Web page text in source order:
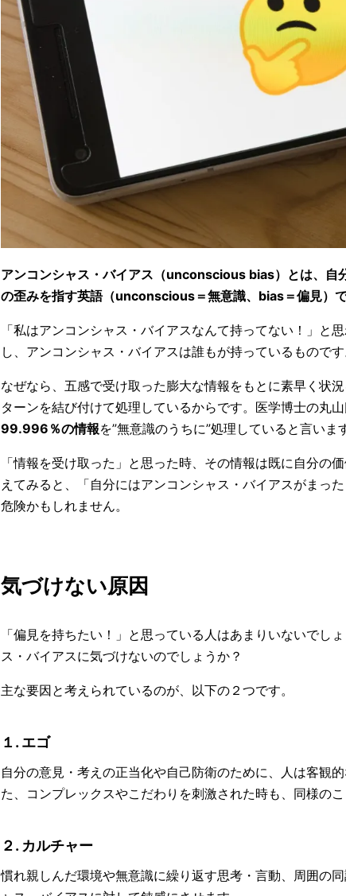
アンコンシャス・バイアス（unconscious bias）とは、自
の歪みを指す英語（unconscious＝無意識、bias＝偏見）で
「私はアンコンシャス・バイアスなんて持ってない！」と
し、アンコンシャス・バイアスは誰もが持っているものです
なぜなら、五感で受け取った膨大な情報をもとに素早く状
ターンを結び付けて処理しているからです。医学博士の丸
99.996％の情報を”無意識のうちに”処理していると言いま
「情報を受け取った」と思った時、その情報は既に自分の
えてみると、「自分にはアンコンシャス・バイアスがまっ
危険かもしれません。
気づけない原因
「偏見を持ちたい！」と思っている人はあまりいないでし
ス・バイアスに気づけないのでしょうか？
主な要因と考えられているのが、以下の２つです。
１. エゴ
自分の意見・考えの正当化や自己防衛のために、人は客観
た、コンプレックスやこだわりを刺激された時も、同様のこ
２. カルチャー
慣れ親しんだ環境や無意識に繰り返す思考・言動、周囲の